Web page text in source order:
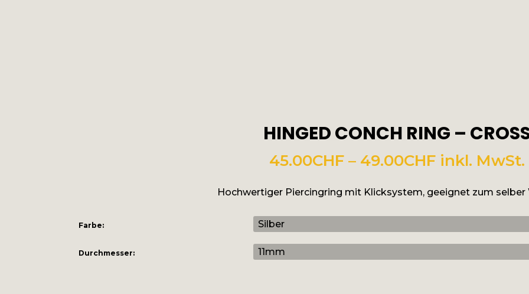
HINGED CONCH RING –
45.00CHF – 49.00CHF
bis
49.00CHF
inkl. MwSt.
Hochwertiger Piercingring mit Klicksystem, geeignet zum selber
Farbe:
Durchmesser: